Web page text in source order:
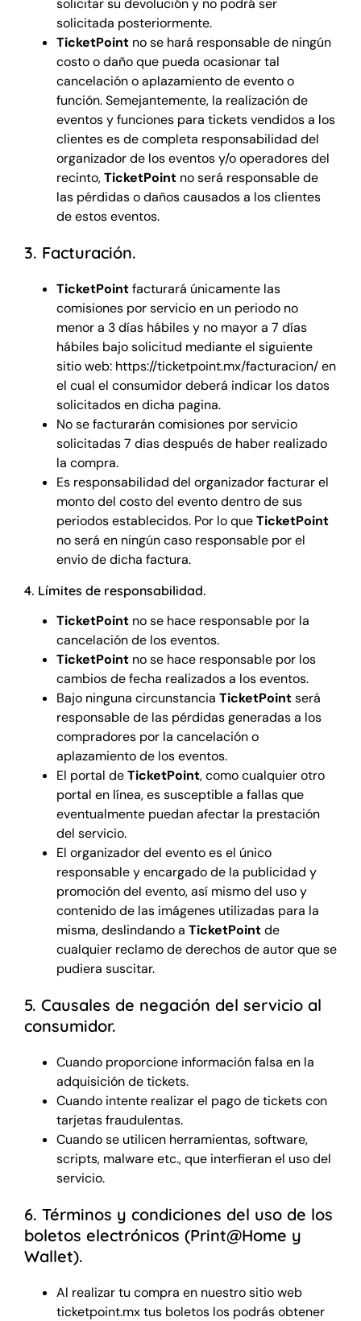
solicitada posteriormente.
TicketPointno se hará responsable de ningún
costo o daño que pueda ocasionar tal
cancelación o aplazamiento de evento o
función. Semejantemente, la realización de
eventos y funciones para tickets vendidos a los
clientes es de completa responsabilidad del
organizador de los eventos y/o operadores del
recinto,TicketPointno será responsable de
las pérdidas o daños causados a los clientes
de estos eventos.
3. Facturación.
TicketPointfacturará únicamente las
comisiones por servicio en un periodo no
menor a 3 días hábiles y no mayor a 7 días
hábiles bajo solicitud mediante el siguiente
sitio web: https://ticketpoint.mx/facturacion/en
el cual el consumidor deberá indicar los datos
solicitados en dicha pagina.
No se facturarán comisiones por servicio
solicitadas 7 dias después de haber realizado
la compra.
Es responsabilidad del organizador facturar el
monto del costo del evento dentro de sus
periodos establecidos. Por lo queTicketPoint
no será en ningún caso responsable por el
envio de dicha factura.
4. Límites de responsabilidad.
TicketPointno se hace responsable por la
cancelación de los eventos.
TicketPointno se hace responsable por los
cambios de fecha realizados a los eventos.
Bajo ninguna circunstancia TicketPointserá
responsable de las pérdidas generadas a los
compradores por la cancelación o
aplazamiento de los eventos.
El portal deTicketPoint, como cualquier otro
portal en línea, es susceptible a fallas que
eventualmente puedan afectar la prestación
del servicio.
El organizador del evento es el único
responsable y encargado de la publicidad y
promoción del evento, así mismo del uso y
contenido de las imágenes utilizadas para la
misma, deslindando a TicketPointde
cualquier reclamo de derechos de autor que se
pudiera suscitar.
5. Causales de negación del servicio al
consumidor.
Cuando proporcione información falsa en la
adquisición de tickets.
Cuando intente realizar el pago de tickets con
tarjetas fraudulentas.
Cuando se utilicen herramientas, software,
scripts, malware etc., que interfieran el uso del
servicio.
6. Términos y condiciones del uso de los
boletos electrónicos (Print@Home y
Wallet).
Al realizar tu compra en nuestro sitio web
ticketpoint.mx tus boletos los podrás obtener